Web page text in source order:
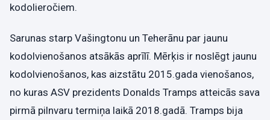
kodolieročiem.
Sarunas starp Vašingtonu un Teherānu par jaunu
kodolvienošanos atsākās aprīlī. Mērķis ir noslēgt jaunu
kodolvienošanos, kas aizstātu 2015.gada vienošanos,
no kuras ASV prezidents Donalds Tramps atteicās sava
pirmā pilnvaru termiņa laikā 2018.gadā. Tramps bija